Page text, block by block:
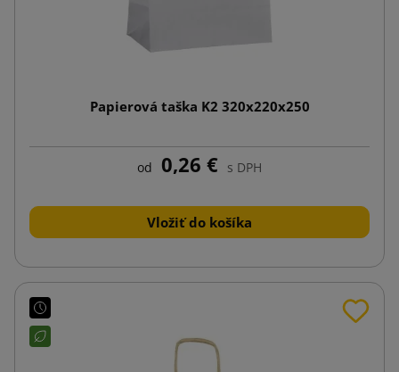
Papierová taška K2 320x220x250
od 0,26 € s DPH
Vložiť do košíka